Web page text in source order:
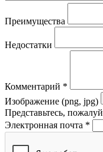
Преимущества
Недостатки
Комментарий *
Изображение (png, jpg)
Представьтесь,
Электронная почта *